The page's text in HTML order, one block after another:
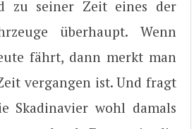
zu seiner Zeit eines der
überhaupt. Wenn
fährt, dann merkt man
vergangen ist. Und fragt
Skadinavier wohl damals